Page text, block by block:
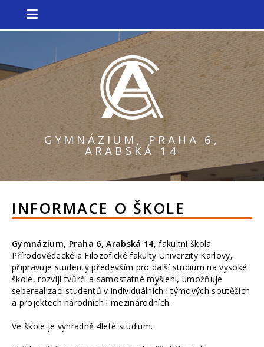
GYMNÁZIUM, PRAHA 6,
ARABSKÁ 14
INFORMACE O ŠKOLE
Gymnázium, Praha 6, Arabská 14, fakultní škola
Přírodovědecké a Filozofické fakulty Univerzity Karlovy,
připravuje studenty především pro další studium na vysoké
škole, rozvíjí tvůrčí a samostatné myšlení, umožňuje
seberealizaci studentů v individuálních i týmových soutěžích
a projektech národních i mezinárodních.
Ve škole je výhradně 4leté studium.